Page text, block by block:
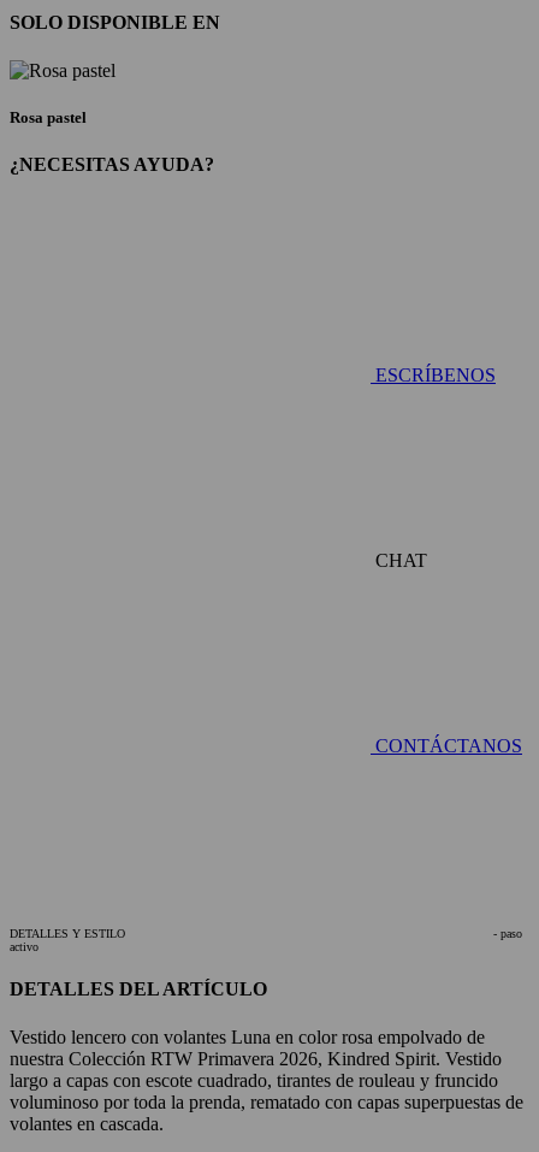
SOLO DISPONIBLE EN
Rosa pastel
¿NECESITAS AYUDA?
ESCRÍBENOS
CHAT
CONTÁCTANOS
DETALLES Y ESTILO
- paso
activo
DETALLES DEL ARTÍCULO
Vestido lencero con volantes Luna en color rosa empolvado de
nuestra Colección RTW Primavera 2026, Kindred Spirit. Vestido
largo a capas con escote cuadrado, tirantes de rouleau y fruncido
voluminoso por toda la prenda, rematado con capas superpuestas de
volantes en cascada.